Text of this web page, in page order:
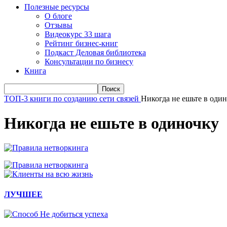
Полезные ресурсы
О блоге
Отзывы
Видеокурс 33 шага
Рейтинг бизнес-книг
Подкаст Деловая библиотека
Консультации по бизнесу
Книга
ТОП-3 книги по созданию сети связей Никогда не ешьте в
Никогда не ешьте в одиночку
ЛУЧШЕЕ